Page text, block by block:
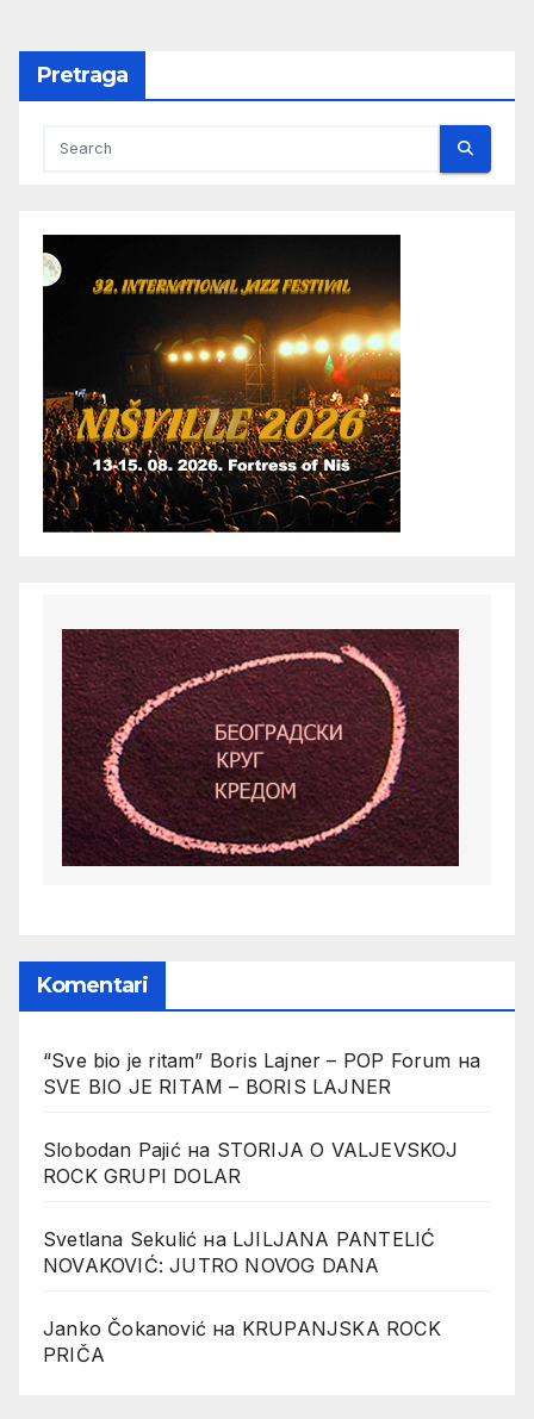
Pretraga
Komentari
“Sve bio je ritam” Boris Lajner – POP Forum на
SVE BIO JE RITAM – BORIS LAJNER
Slobodan Pajićна STORIJA O VALJEVSKOJ
ROCK GRUPI DOLAR
Svetlana Sekulić на LJILJANA PANTELIĆ
NOVAKOVIĆ: JUTRO NOVOG DANA
Janko Čokanović на KRUPANJSKA ROCK
PRIČA